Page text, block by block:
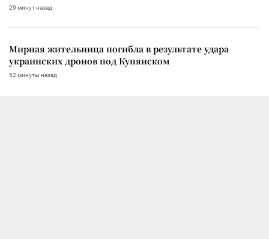
29 минут назад
Мирная жительница погибла в результате удара
украинских дронов под Купянском
52 минуты назад